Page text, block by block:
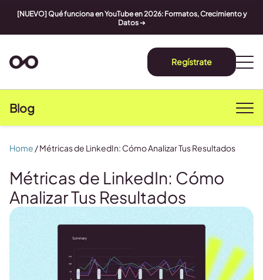
[NUEVO] Qué funciona en YouTube en 2026: Formatos, Crecimiento y
Datos➔
Regístrate
Blog
Métricas de LinkedIn: Cómo
Analizar Tus Resultados
Home /Métricas de LinkedIn: Cómo Analizar Tus Resultados